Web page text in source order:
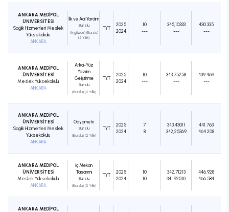
ANKARA MEDİPOL
ÜNİVERSİTESİ
Sağlık Hizmetleri Meslek
Yüksekokulu
ANKARA
İlk ve Acil Yardım
Burslu
(İngilizce) (Burslu)
(2 Yıllık)
TYT
2025
2024
10
---
345,10333
---
430.335
---
ANKARA MEDİPOL
ÜNİVERSİTESİ
Meslek Yüksekokulu
ANKARA
Arka-Yüz
Yazılım
Geliştirme
Burslu
(Burslu) (2 Yıllık)
TYT
2025
2024
10
---
343,75258
---
439.469
---
ANKARA MEDİPOL
ÜNİVERSİTESİ
Sağlık Hizmetleri Meslek
Yüksekokulu
ANKARA
Odyometri
Burslu
(Burslu) (2 Yıllık)
TYT
2025
2024
7
8
343,43011
342,25369
441.763
464.208
ANKARA MEDİPOL
ÜNİVERSİTESİ
Meslek Yüksekokulu
ANKARA
İç Mekan
Tasarımı
Burslu
(Burslu) (2 Yıllık)
TYT
2025
2024
10
10
342,71213
341,92010
446.928
466.584
ANKARA MEDİPOL